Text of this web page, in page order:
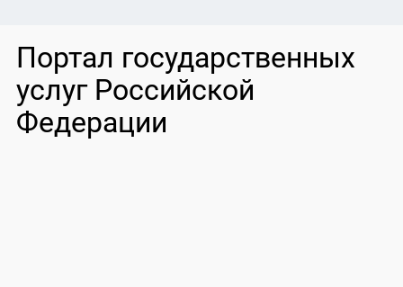
Портал государственных
услуг Российской
Федерации